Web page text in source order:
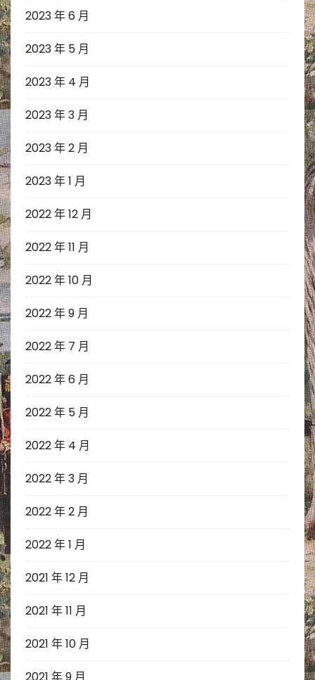
2023 年 6 月
2023 年 5 月
2023 年 4 月
2023 年 3 月
2023 年 2 月
2023 年 1 月
2022 年 12 月
2022 年 11 月
2022 年 10 月
2022 年 9 月
2022 年 7 月
2022 年 6 月
2022 年 5 月
2022 年 4 月
2022 年 3 月
2022 年 2 月
2022 年 1 月
2021 年 12 月
2021 年 11 月
2021 年 10 月
2021 年 9 月